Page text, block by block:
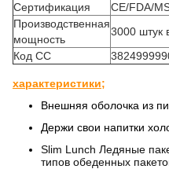
Сертификация
CE/FDA/
Производственная
мощность
3000 штук
Код СС
характеристики;
Внешняя оболочка из
Держи свои напитки
Slim Lunch Ледяные
типов обеденных